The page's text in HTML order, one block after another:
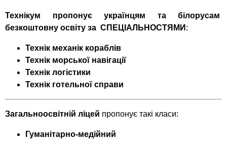
Технікум пропонує українцям та білорусам
безкоштовну освіту за СПЕЦІАЛЬНОСТЯМИ :
Технік механік кораблів
Технік морської навігації
Технік логістики
Технік готельної справи
Загальноосвітній ліцей пропонує такі класи:
Гуманітарно-медійний